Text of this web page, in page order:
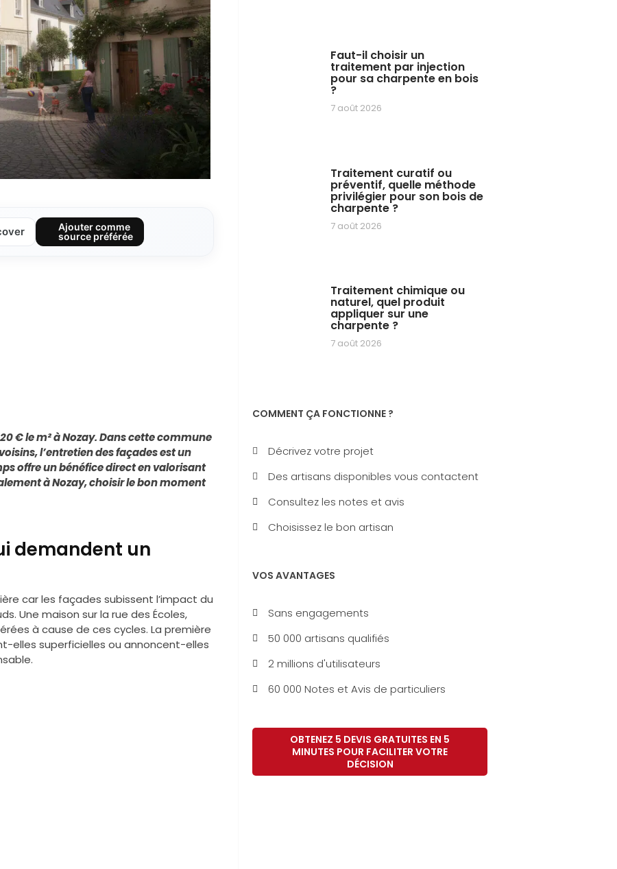
Ajouter comme
source préférée
€ le m² à Nozay. Dans cette commune
l’entretien des façades est un
offre un bénéfice direct en valorisant
à Nozay, choisir le bon moment
demandent un
car les façades subissent l’impact du
Une maison sur la rue des Écoles,
à cause de ces cycles. La première
elles superficielles ou annoncent-elles
Faut-il choisir un
traitement par injection
pour sa charpente en bois
?
7 août 2026
Traitement curatif ou
préventif, quelle méthode
privilégier pour son bois de
charpente ?
7 août 2026
Traitement chimique ou
naturel, quel produit
appliquer sur une
charpente ?
7 août 2026
COMMENT ÇA FONCTIONNE ?
Décrivez votre projet
Des artisans disponibles vous contactent
Consultez les notes et avis
Choisissez le bon artisan
VOS AVANTAGES
Sans engagements
50 000 artisans qualifiés
2 millions d'utilisateurs
60 000 Notes et Avis de particuliers
OBTENEZ 5 DEVIS GRATUITES EN 5
MINUTES POUR FACILITER VOTRE
DÉCISION